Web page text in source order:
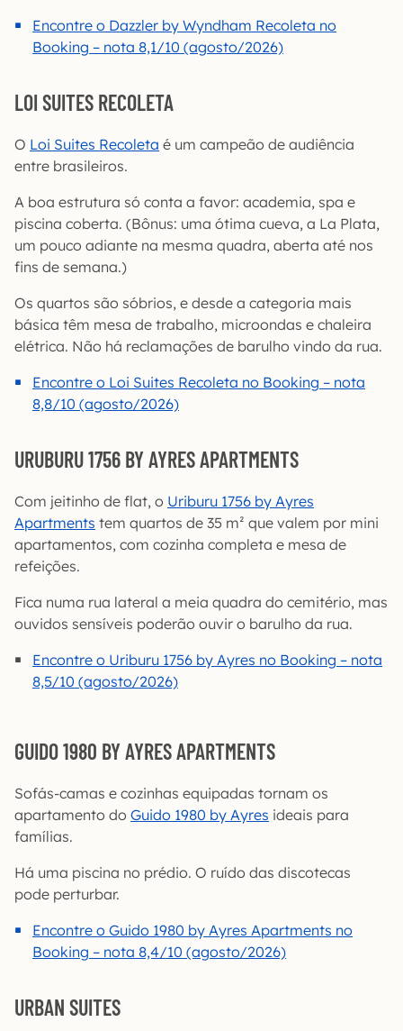
Encontre o Dazzler by Wyndham Recoleta no
Booking – nota 8,1/10 (agosto/2026)
LOI SUITES RECOLETA
O Loi Suites Recoleta é um campeão de audiência
entre brasileiros.
A boa estrutura só conta a favor: academia, spa e
piscina coberta. (Bônus: uma ótima cueva, a La Plata,
um pouco adiante na mesma quadra, aberta até nos
fins de semana.)
Os quartos são sóbrios, e desde a categoria mais
básica têm mesa de trabalho, microondas e chaleira
elétrica. Não há reclamações de barulho vindo da rua.
Encontre o Loi Suites Recoleta no Booking – nota
8,8/10 (agosto/2026)
URUBURU 1756 BY AYRES APARTMENTS
Com jeitinho de flat, o Uriburu 1756 by Ayres
Apartments tem quartos de 35 m² que valem por mini
apartamentos, com cozinha completa e mesa de
refeições.
Fica numa rua lateral a meia quadra do cemitério, mas
ouvidos sensíveis poderão ouvir o barulho da rua.
Encontre o Uriburu 1756 by Ayres no Booking – nota
8,5/10 (agosto/2026)
GUIDO 1980 BY AYRES APARTMENTS
Sofás-camas e cozinhas equipadas tornam os
apartamento do Guido 1980 by Ayres ideais para
famílias.
Há uma piscina no prédio. O ruído das discotecas
pode perturbar.
Encontre o Guido 1980 by Ayres Apartments no
Booking – nota 8,4/10 (agosto/2026)
URBAN SUITES